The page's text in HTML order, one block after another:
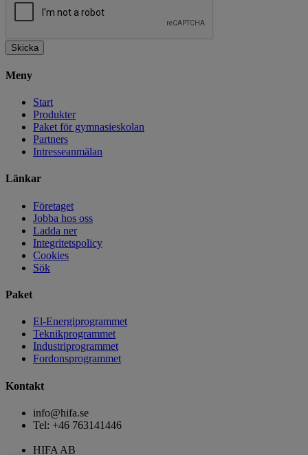
Skicka
Meny
Start
Produkter
Paket för gymnasieskolan
Partners
Intresseanmälan
Länkar
Företaget
Jobba hos oss
Ladda ner
Integritetspolicy
Cookies
Sök
Paket
El-Energiprogrammet
Teknikprogrammet
Industriprogrammet
Fordonsprogrammet
Kontakt
info@hifa.se
Tel: +46 763141446
HIFA AB